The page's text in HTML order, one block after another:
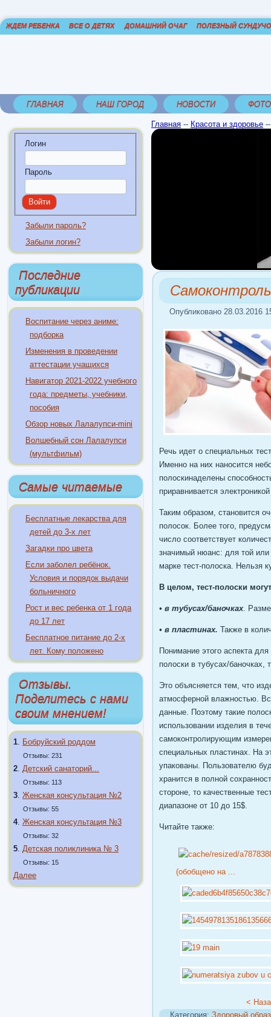
ЖДЕМ РЕБЕНКА ВСЕ О ДЕТЯХ ДОМАШНИЙ ОЧАГ ПОЛЕЗНЫЙ
ГЛАВНАЯ НАШ ГОРОД НОВОСТИ
Логин
Пароль
Забыли пароль?
Забыли логин?
Последние
публикации
Воспитание через аниме:
подборка
Изменения в проведении
аттестации учащихся
Навигатор 2021-2022 учебного
года: предметы, учебники,
пособия
Обзор новых Лалалупси-mini
Волшебный сон Лалалупси
(мультфильм)
Самые читаемые
Бесплатные лекарства для
детей до 3-х лет
Загадки про цвета
Если заболел ребёнок.
Условия и порядок выдачи
больничного
Рост и вес ребенка от 1 года
до 17 лет
Бесплатное питание до 2-х
лет. Кому положено
Отзывы.
Поделитесь с нами
своим мнением!
1 Бобруйский роддом
Отзывы: 231
2 Детский санаторий...
Отзывы: 113
3 Женская консультация №2
Отзывы: 55
4. Женская консультация №3
Отзывы: 32
5 Детская поликлиника № 3
Отзывы: 15
Далее
Главная -- Красота и здоровье
Опубликовано 28.03.2016
Речь идет о специальных
Именно на них наносится
полоскинаделены
приравнивается
Таким образом, становится
полосок. Более того,
число соответствует
значимый нюанс: для той или
марке тест-полоска. Нельзя
В целом, тест-полоски
• в тубусах/баночках.
• в пластинах. Также в
Понимание этого аспекта
полоски в тубусах/
Это объясняется тем, что
атмосферной влажностью.
данные. Поэтому такие
использовании изделия в
самоконтролирующим
специальных пластинах. На
упакованы. Пользователю
хранится в полной
стороне, то качественные
диапазоне от 10 до 15$.
Читайте также:
(обобщено на ...
<
Категория: Здоровый